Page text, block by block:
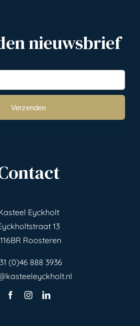
nieuwsbrief
Eyckholt
13
Roosteren
(0)46 888 3936